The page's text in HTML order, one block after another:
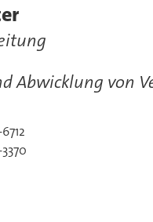
Abwicklung von